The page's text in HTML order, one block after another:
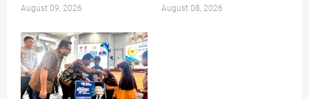
August 09, 2026 August 08, 2026